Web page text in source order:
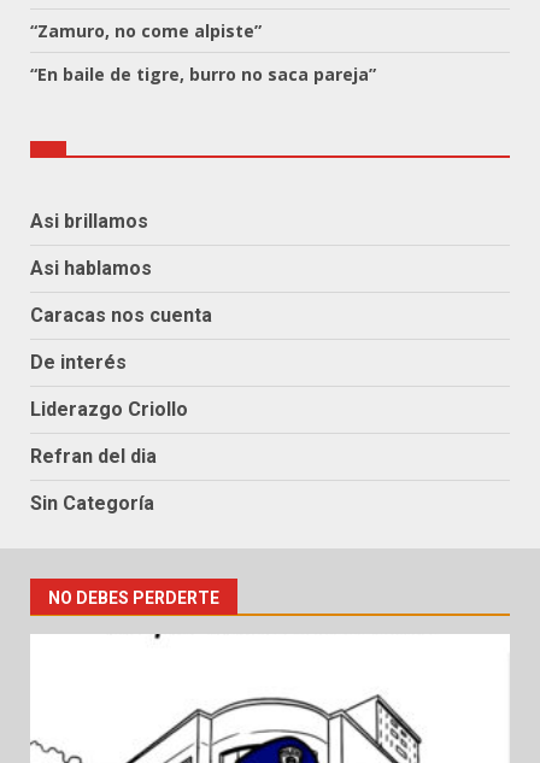
“Zamuro, no come alpiste”
“En baile de tigre, burro no saca pareja”
Asi brillamos
Asi hablamos
Caracas nos cuenta
De interés
Liderazgo Criollo
Refran del dia
Sin Categoría
NO DEBES PERDERTE